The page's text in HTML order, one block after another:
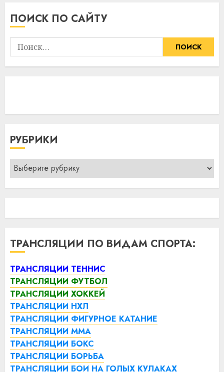
ПОИСК ПО САЙТУ
Найти:
РУБРИКИ
Рубрики
ТРАНСЛЯЦИИ ПО ВИДАМ СПОРТА:
ТРАНСЛЯЦИИ ТЕННИС
ТРАНСЛЯЦИИ ФУТБОЛ
ТРАНСЛЯЦИИ ХОККЕЙ
ТРАНСЛЯЦИИ НХЛ
ТРАНСЛЯЦИИ ФИГУРНОЕ КАТАНИЕ
ТРАНСЛЯЦИИ ММА
ТРАНСЛЯЦИИ БОКС
ТРАНСЛЯЦИИ БОРЬБА
ТРАНСЛЯЦИИ БОИ НА ГОЛЫХ КУЛАКАХ